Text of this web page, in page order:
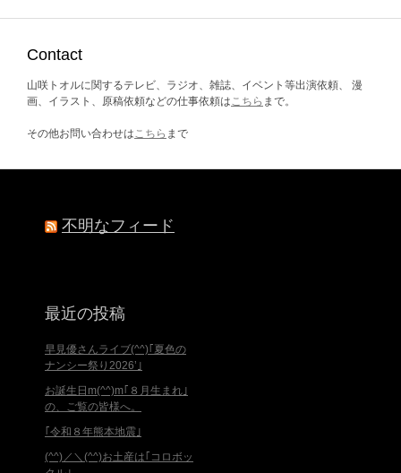
Contact
山咲トオルに関するテレビ、ラジオ、雑誌、イベント等出演依頼、 漫
画、イラスト、原稿依頼などの仕事依頼は こちら まで。
その他お問い合わせは こちら まで
不明なフィード
最近の投稿
早見優さんライブ(^^)｢夏色の
ナンシー祭り2026’｣
お誕生日m(^^)m｢８月生まれ｣
の、ご覧の皆様へ。
｢令和８年熊本地震｣
(^^)／＼(^^)お土産は｢コロボッ